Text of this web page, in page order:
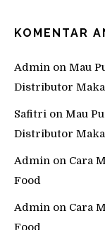
KOMENTAR
Admin on Mau
Distributor
Safitri on Mau
Distributor
Admin on Cara
Food
Admin on Cara
Food